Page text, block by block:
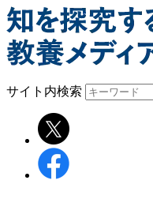
サイト内検索